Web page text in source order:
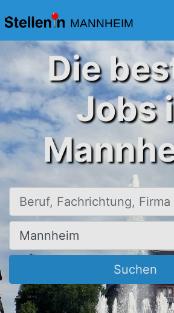
MANNHEIM
Die
Jobs
Beruf, Fachrichtung, Firma
Ort, Stadt
Suchen